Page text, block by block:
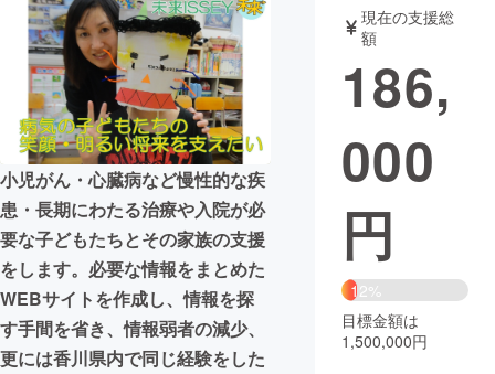
アート・写真 音楽
テクノロジー・ガジェット ゲーム・サ
映像・映画
ビジネス・起業
まちづくり・地域活性化
CAMPFIRE for Social Good
CAMPFIRE Creation
CAMPFIREふるさと納税machi-ya コミュニティ
小児がん・心臓病など慢性的な疾
患・長期にわたる治療や入院が必
要な子どもたちとその家族の支援
をします。必要な情報をまとめた
WEBサイトを作成し、情報を探
す手間を省き、情報弱者の減少、
更には香川県内で同じ経験をした
現在の支援総
額
186,
000
円
12%
目標金額は
1,500,000円